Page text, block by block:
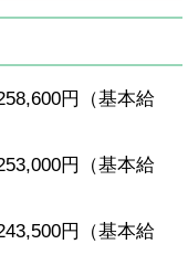
円（基本給
円（基本給
円​（基本給